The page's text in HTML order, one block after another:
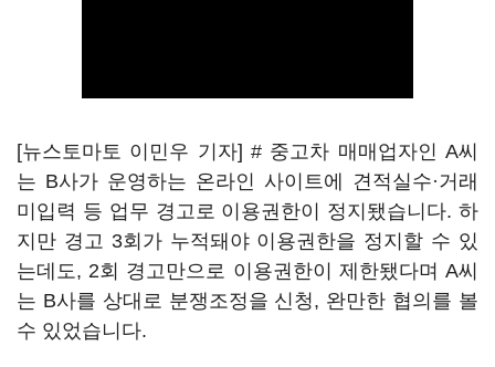
[뉴스토마토 이민우 기자] # 중고차 매매업자인 A씨
는 B사가 운영하는 온라인 사이트에 견적실수·거래
미입력 등 업무 경고로 이용권한이 정지됐습니다. 하
지만 경고 3회가 누적돼야 이용권한을 정지할 수 있
는데도, 2회 경고만으로 이용권한이 제한됐다며 A씨
는 B사를 상대로 분쟁조정을 신청, 완만한 협의를 볼
수 있었습니다.